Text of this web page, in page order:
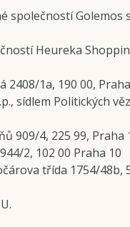
společností Golemos
Heureka
2408/1a, 190 00,
sídlem Politických
909/4, 225 99, Praha
2, 102 00 Praha 10
třída 1754/48b,